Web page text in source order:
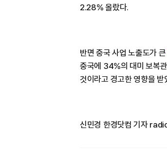
2.28% 올랐다.
반면 중국 사업 노출도가
중국에 34%의 대미 보복
것이라고 경고한 영향을 받
신민경 한경닷컴 기자